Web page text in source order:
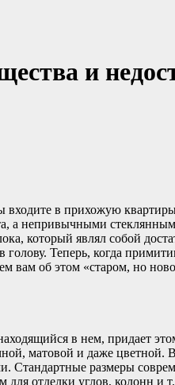
и
в прихожую
а непривычными
который являл собой
голову. Теперь, когда
вам об этом «старом, но
в нем, придает
матовой и даже цветной.
размеры
отделки углов, колонн и